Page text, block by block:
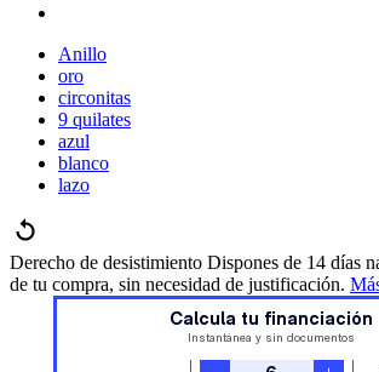
Anillo
oro
circonitas
9 quilates
azul
blanco
lazo
Derecho de desistimiento Dispones de 14 días
de tu compra, sin necesidad de justificación.